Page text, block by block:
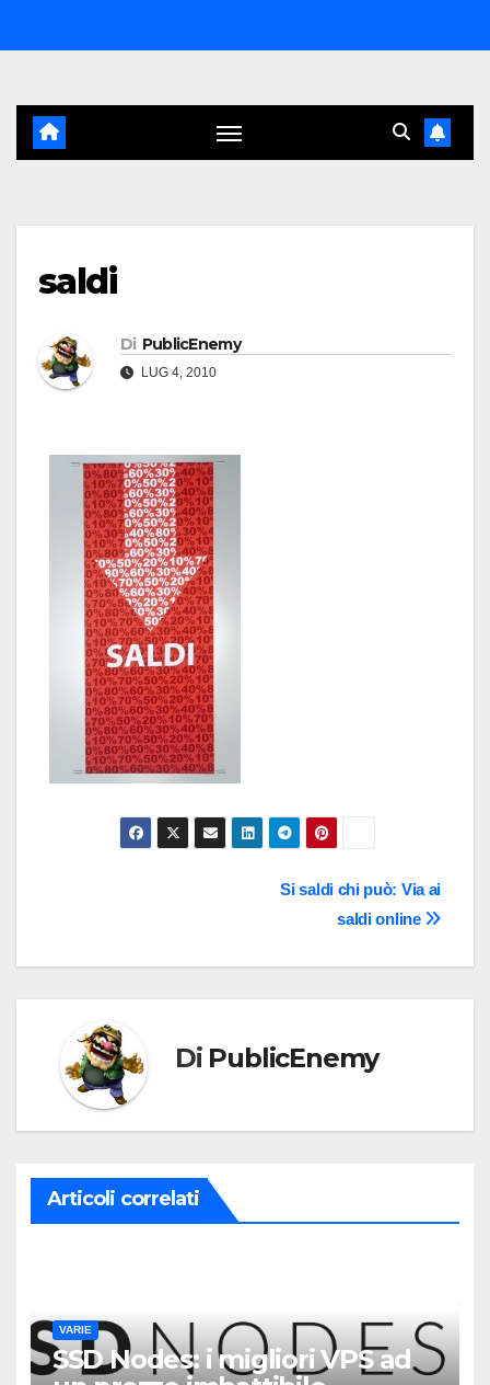
al
saldi
Di PublicEnemy
LUG 4, 2010
Si saldi chi può: Via ai
saldi online
Di PublicEnemy
Articoli correlati
VARIE
SSD Nodes: i migliori VPS ad